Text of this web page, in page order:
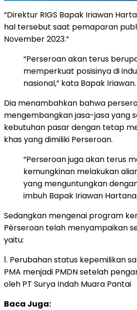
“Direktur RIGS Bapak Iriawan
hal tersebut saat pemaparan
November 2023.”
“Perseroan akan terus
memperkuat posisinya di
nasional,” kata Bapak Iriawan.
Dia menambahkan bahwa
mengembangkan jasa-jasa yang
kebutuhan pasar dengan tetap
khas yang dimiliki Perseroan.
“Perseroan juga akan terus
kemungkinan melakukan
yang menguntungkan
imbuh Bapak Iriawan Hartana.
Sedangkan mengenai program
Pèrseroan telah menyampaikan
yaitu:
1. Perubahan status kepemilikan
PMA menjadi PMDN setelah
oleh PT Surya Indah Muara Pantai
Baca Juga: